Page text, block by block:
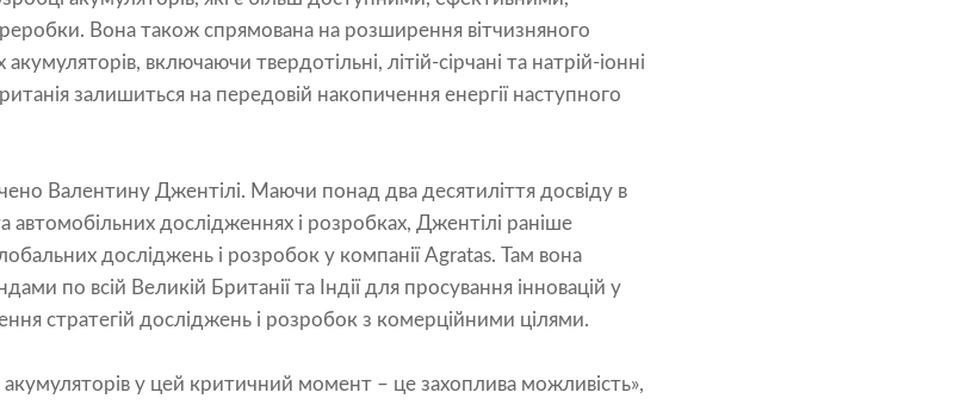
Вона також спрямована на розширення вітчизняного
включаючи твердотільні, літій-сірчані та натрій-іонні
залишиться на передовій накопичення енергії наступного
Валентину Джентілі. Маючи понад два десятиліття досвіду в
автомобільних дослідженнях і розробках, Джентілі раніше
досліджень і розробок у компанії Agratas. Там вона
по всій Великій Британії та Індії для просування інновацій у
стратегій досліджень і розробок з комерційними цілями.
у цей критичний момент – це захоплива можливість»,